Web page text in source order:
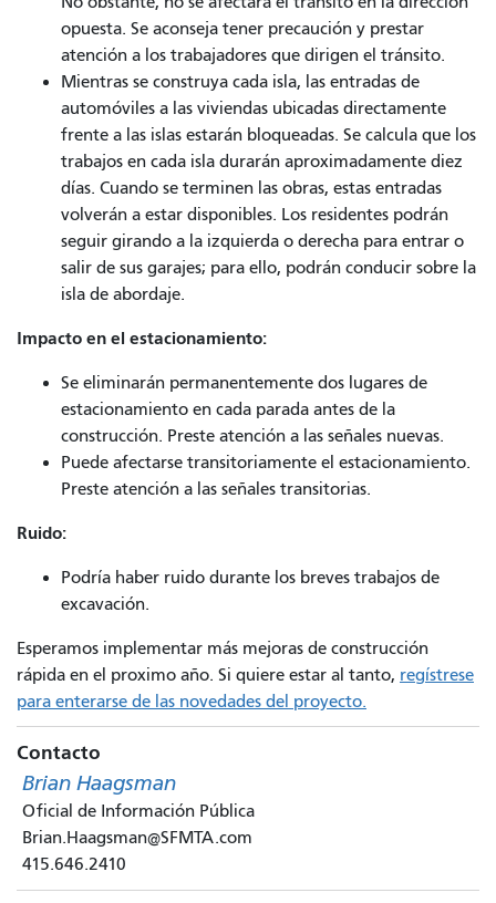
opuesta. Se aconseja tener precaución y prestar
atención a los trabajadores que dirigen el tránsito.
Mientras se construya cada isla, las entradas de
automóviles a las viviendas ubicadas directamente
frente a las islas estarán bloqueadas. Se calcula que los
trabajos en cada isla durarán aproximadamente diez
días. Cuando se terminen las obras, estas entradas
volverán a estar disponibles. Los residentes podrán
seguir girando a la izquierda o derecha para entrar o
salir de sus garajes; para ello, podrán conducir sobre la
isla de abordaje.
Impacto en el estacionamiento:
Se eliminarán permanentemente dos lugares de
estacionamiento en cada parada antes de la
construcción. Preste atención a las señales nuevas.
Puede afectarse transitoriamente el estacionamiento.
Preste atención a las señales transitorias.
Ruido:
Podría haber ruido durante los breves trabajos de
excavación.
Esperamos implementar más mejoras de construcción
rápida en el proximo año. Si quiere estar al tanto, regístrese
para enterarse de las novedades del proyecto.
Contacto
Brian Haagsman
Oficial de Información Pública
Brian.Haagsman@SFMTA.com
415.646.2410